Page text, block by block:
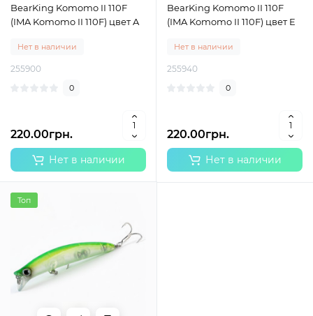
BearKing Komomo II 110F
(IMA Komomo II 110F) цвет A
Нет в наличии
255900
0
220.00грн.
Нет в наличии
BearKing Komomo II 110F
(IMA Komomo II 110F) цвет E
Нет в наличии
255940
0
220.00грн.
Нет в наличии
Топ